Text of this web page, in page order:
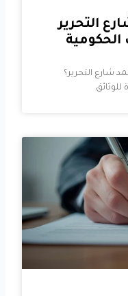
التحرير
شارع التحرير؟